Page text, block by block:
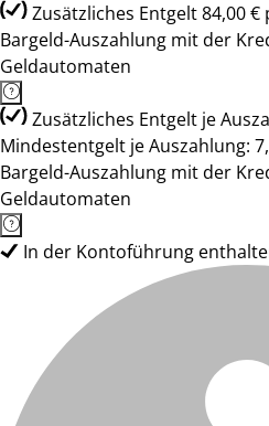
Zusätzliches Entgelt 84,00 €
Bargeld-Auszahlung mit der
Geldautomaten
Zusätzliches Entgelt je
Mindestentgelt je Auszahlung:
Bargeld-Auszahlung mit der
Geldautomaten
In der Kontoführung